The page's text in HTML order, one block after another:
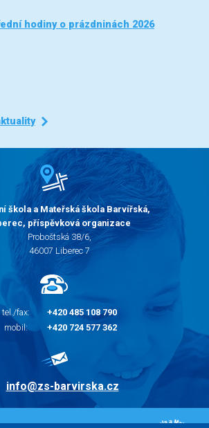
hodiny o prázdninách 2026
škola a Mateřská škola Barvířská,
příspěvková organizace
Proboštská 38/6,
46007 Liberec 7
tel./fax:
+420 485 108 790
mobil:
+420 724 577 362
info@zs-barvirska.cz